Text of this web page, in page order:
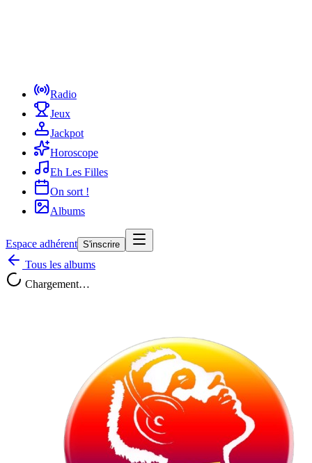
Radio
Jeux
Jackpot
Horoscope
Eh Les Filles
On sort !
Albums
Espace adhérent S'inscrire
Tous les albums
Chargement…